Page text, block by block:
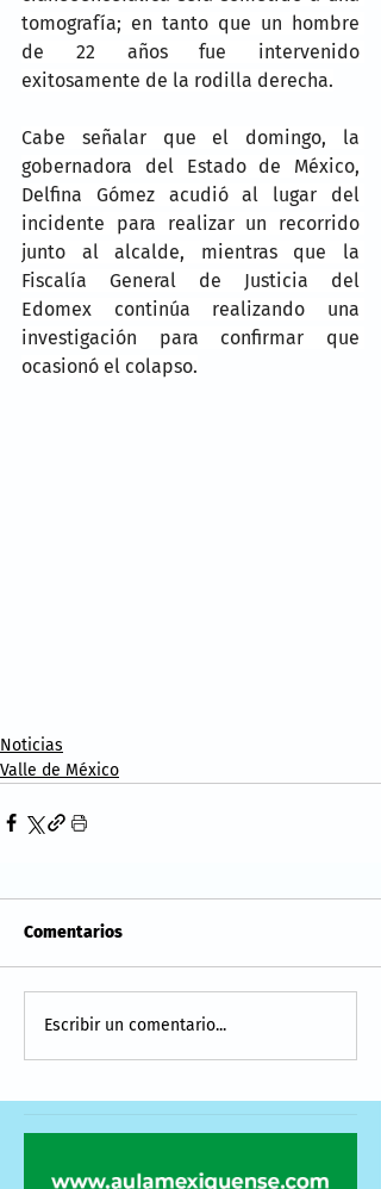
tomografía; en tanto que un hombre
de 22 años fue intervenido
exitosamente de la rodilla derecha.
Cabe señalar que el domingo, la
gobernadora del Estado de México,
Delfina Gómez acudió al lugar del
incidente para realizar un recorrido
junto al alcalde, mientras que la
Fiscalía General de Justicia del
Edomex continúa realizando una
investigación para confirmar que
ocasionó el colapso.
Noticias
Valle de México
Comentarios
Escribir un comentario...